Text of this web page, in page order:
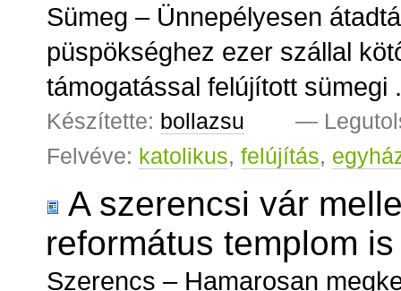
Sümeg – Ünnepélyesen
püspökséghez ezer szállal
támogatással felújított sümegi
Készítette: bollazsu —
Felvéve: katolikus, felújítás,
A szerencsi vár
református templom is
Szerencs – Hamarosan